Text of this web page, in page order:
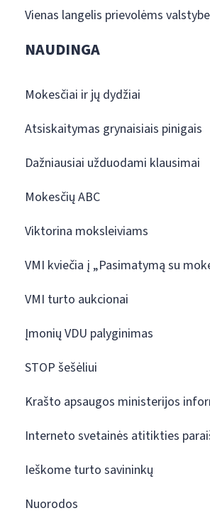
Vienas langelis prievolėms
NAUDINGA
Mokesčiai ir jų dydžiai
Atsiskaitymas grynaisiais pinigais
Dažniausiai užduodami klausimai
Mokesčių ABC
Viktorina moksleiviams
VMI kviečia į „Pasimatymą su
VMI turto aukcionai
Įmonių VDU palyginimas
STOP šešėliui
Krašto apsaugos ministerijos
Interneto svetainės atitikties
Ieškome turto savininkų
Nuorodos